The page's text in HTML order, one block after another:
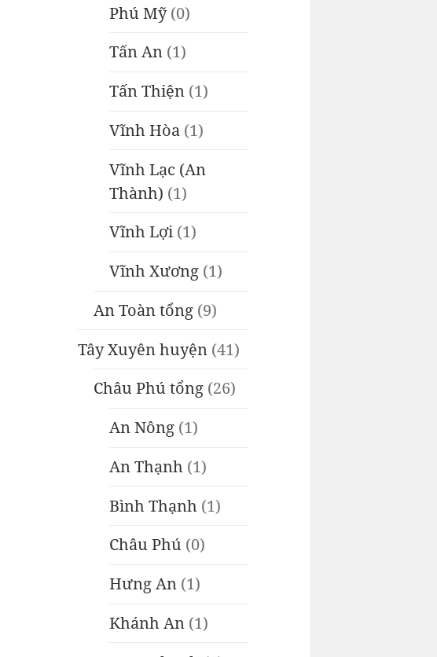
Phú Mỹ(0)
Tấn An (1)
Tấn Thiện (1)
Vĩnh Hòa (1)
Vĩnh Lạc (An
Thành) (1)
Vĩnh Lợi(1)
Vĩnh Xương (1)
An Toàn tổng (9)
Tây Xuyên huyện (41)
Châu Phú tổng (26)
An Nông (1)
An Thạnh (1)
Bình Thạnh (1)
Châu Phú (0)
Hưng An (1)
Khánh An (1)